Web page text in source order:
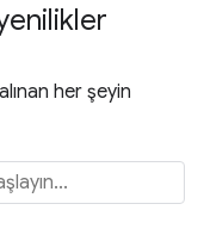
her şeyin